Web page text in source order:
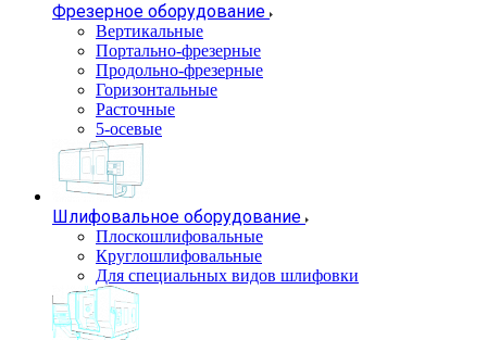
Фрезерное оборудование
Вертикальные
Портально-фрезерные
Продольно-фрезерные
Горизонтальные
Расточные
5-осевые
Шлифовальное оборудование
Плоскошлифовальные
Круглошлифовальные
Для специальных видов шлифовки